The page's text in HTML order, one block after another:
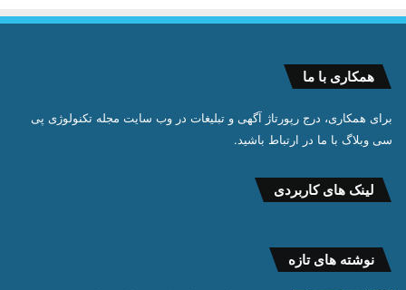
همکاری با ما
برای همکاری، درج رپورتاژ آگهی و تبلیغات در وب سایت مجله تکنولوژی پی
سی وبلاگ با ما در ارتباط باشید.
لینک های کاربردی
نوشته های تازه